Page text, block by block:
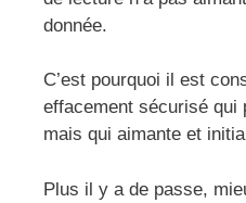
donnée.
C’est pourquoi il est
effacement sécurisé qui
mais qui aimante et
Plus il y a de passe,